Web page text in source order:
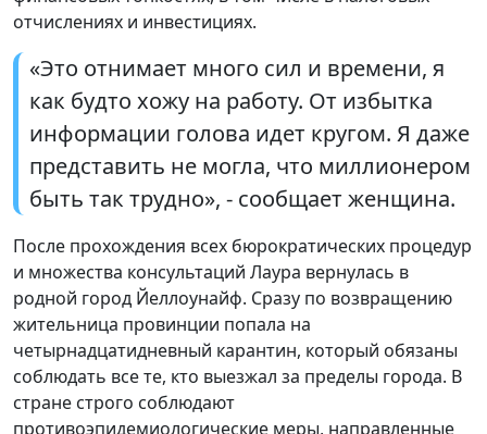
отчислениях и инвестициях.
«Это отнимает много сил и времени, я
как будто хожу на работу. От избытка
информации голова идет кругом. Я даже
представить не могла, что миллионером
быть так трудно», - сообщает женщина.
После прохождения всех бюрократических процедур
и множества консультаций Лаура вернулась в
родной город Йеллоунайф. Сразу по возвращению
жительница провинции попала на
четырнадцатидневный карантин, который обязаны
соблюдать все те, кто выезжал за пределы города. В
стране строго соблюдают
противоэпидемиологические меры, направленные